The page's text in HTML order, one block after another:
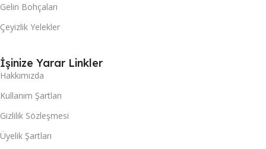
Gelin Bohçaları
Çeyizlik Yelekler
İşinize Yarar Linkler
Hakkımızda
Kullanım Şartları
Gizlilik Sözleşmesi
Üyelik Şartları